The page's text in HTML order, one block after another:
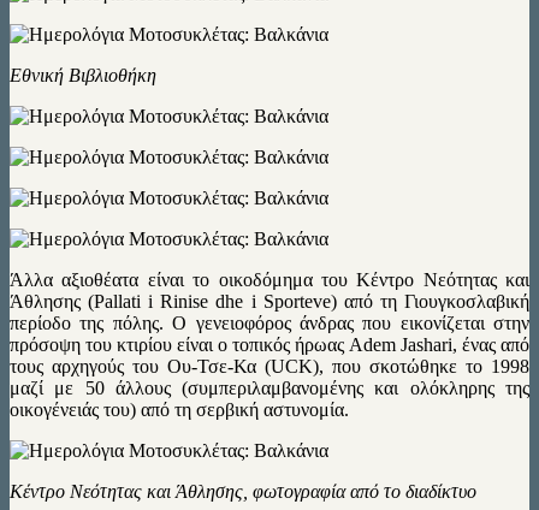
Εθνική Βιβλιοθήκη
Άλλα αξιοθέατα είναι το οικοδόμημα του Κέντρο Νεότητας και
Άθλησης (Pallati i Rinise dhe i Sporteve) από τη Γιουγκοσλαβική
περίοδο της πόλης. Ο γενειοφόρος άνδρας που εικονίζεται στην
πρόσοψη του κτιρίου είναι ο τοπικός ήρωας Adem Jashari, ένας από
τους αρχηγούς του Ου-Τσε-Κα (UCK), που σκοτώθηκε το 1998
μαζί με 50 άλλους (συμπεριλαμβανομένης και ολόκληρης της
οικογένειάς του) από τη σερβική αστυνομία.
Κέντρο Νεότητας και Άθλησης, φωτογραφία από το διαδίκτυο